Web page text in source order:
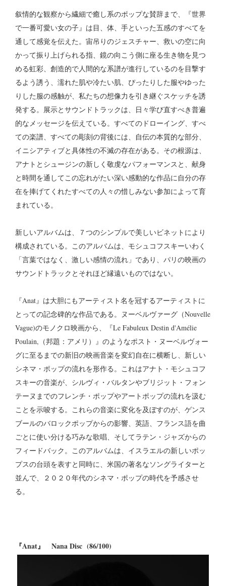
叙情的な観察から繊細で癒し系のポップな賛辞まで、『世界
で一番可愛い女の子』は目、体、手といった五感のすべてを
通して感覚を伝えた。宙吊りのジェスチャー、救いの空に向
かって振り上げられる指、鏡の向こう側に座る生き物を見つ
める虹彩、創造的で人間的な系譜が進行しているのを目撃す
るよう誘う、濡れた肌や冷たい肌、ぴったりした服やゆった
りした服の感触が、私たちの想像力を引き継ぐスケッチを誘
発する。展示とサウンドトラックは、日々学び直すべき普遍
的なメッセージを伝えている。すべてのドローイング、すべ
ての楽譜、すべての彫刻の背後には、自伝の本質的な部分、
イニシアティブと具体性の不滅の存在がある。その根源は、
アナトとシュージンの新しく敬虔なパフォーマンスと、献身
と時間を通してこの忘れがたい深い感動的な作品に自分の存
在を捧げてくれたすべての人々の惜しみない参加によって育
まれている。
新しいアルバムは、７つのシンプルで美しいビネットにより
構成されている。このアルバムは、モシュコフスキーいわく
「言葉ではなく、激しい感情の流れ」であり、パリの映画の
サウンドトラックとそれほど縁遠いものではない。
『Anat』は大胆にもアーティスト名を冠するアーティストに
とっての記念碑的な作品である。ヌーベルヴァーグ（Nouvelle
Vague)のモノクロ映画から、『Le Fabuleux Destin d'Amélie
Poulain,（邦題： アメリ）』のようなポスト・ヌーベルヴォー
グに至るまでの新旧の映画音楽を変幻自在に横断し、新しい
シネマ・ポップの流れを形作る。これはアナト・モシュコフ
スキーの音楽が、シルヴィ・バルタンやブリジット・フォン
テーヌまでのフレンチ・ポップやアートポップの流れを汲む
ことを示唆する。これらの音楽に変化を及ぼすのが、ゲンス
ブールのバロックポップからの影響、英語、フランス語を曲
ごとに使い分ける巧みな歌唱、そしてラテン・ジャズからの
フィードバック。このアルバムは、イスラエルの新しいポッ
プスの台頭を表すと同時に、米国の著名なソングライターと
並んで、２０２０年代のシネマ・ポップの時代を予感させ
る。
『Anat』 Nana Disc (86/100)